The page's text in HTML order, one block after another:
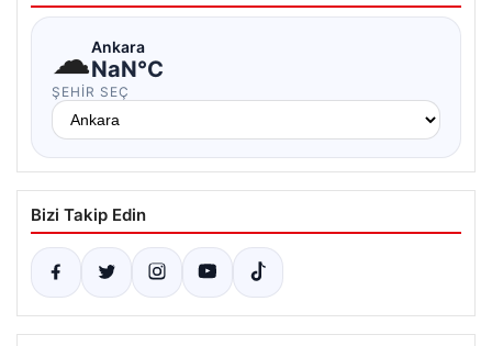
☁Ankara
NaN°C
ŞEHIR SEÇ
Bizi Takip Edin